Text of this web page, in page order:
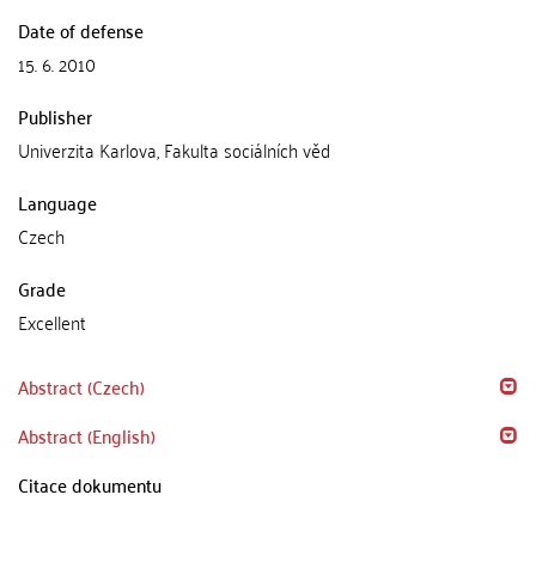
Date of defense
15. 6. 2010
Publisher
Univerzita Karlova, Fakulta sociálních věd
Language
Czech
Grade
Excellent
Abstract (Czech)
Abstract (English)
Citace dokumentu